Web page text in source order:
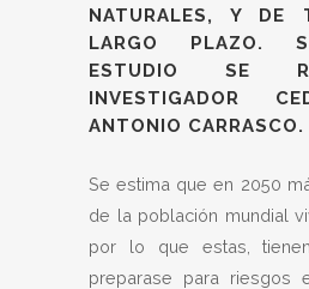
NATURALES, Y DE
LARGO PLAZO.
ESTUDIO SE
INVESTIGADOR
ANTONIO CARRASCO.
Se estima que en 2050
de la población mundial
por lo que estas,
preparase para riesgos